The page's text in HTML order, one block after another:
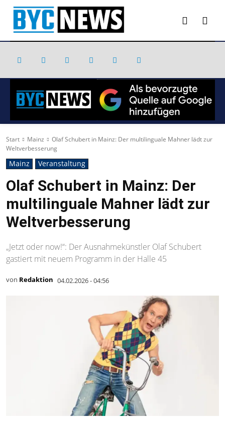
Start Mainz
Olaf Schubert in Mainz: Der multilinguale Mahner lädt zur
Weltverbesserung
Mainz Veranstaltung
Olaf Schubert in Mainz: Der
multilinguale Mahner lädt zur
Weltverbesserung
„Jetzt oder now!“: Der Ausnahmekünstler Olaf Schubert
gastiert mit neuem Programm in der Halle 45
von Redaktion 04.02.2026 - 04:56